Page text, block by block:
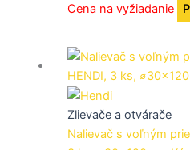
Cena na vyžiadanie
Zlievače a otvárače
Nalievač s voľným